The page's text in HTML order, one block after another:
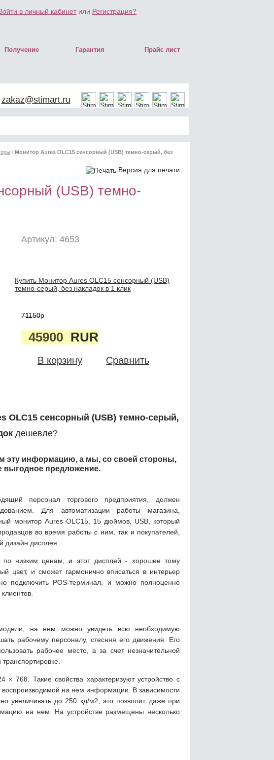
в личный кабинетили Регистрация?
Получение Гарантия Прайс лист
zakaz@stimart.ru
/ Монитор Aures OLC15 сенсорный (USB) темно-серый, без
Версия для печати
(USB) темно-
Артикул: 4653
Купить Монитор Aures OLC15 сенсорный (USB)
темно-серый, без накладок в 1 клик
71150p
45900 RUR
В корзину Сравнить
OLC15 сенсорный (USB) темно-серый,
дешевле?
эту информацию, а мы, со своей стороны,
предложение.
персонал торгового предприятия, должен
Для автоматизации работы магазина,
монитор Aures OLC15, 15 дюймов, USB, который
во время работы с ним, так и покупателей,
дизайн дисплея.
по низким ценам, и этот дисплей - хорошее тому
цвет, и сможет гармонично вписаться в интерьер
подключить POS-терминал, и можно полноценно
на нем можно увидеть всю необходимую
рабочему персоналу, стесняя его движения. Его
рабочее место, а за счет незначительной
768. Такие свойства характеризуют устройство с
на нем информации. В зависимости
увеличивать до 250 кд/м2, это позволит даже при
на нем. На устройстве размещены несколько